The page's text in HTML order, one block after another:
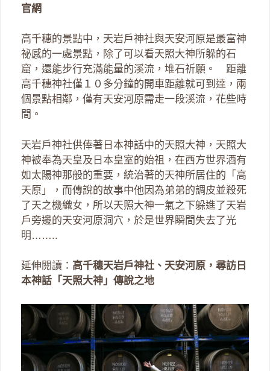
官網
高千穗的景點中，天岩戶神社與天安河原是最富神
祕感的一處景點，除了可以看天照大神所躲的石
窟，還能步行充滿能量的溪流，堆石祈願。 距離
高千穗神社僅１０多分鐘的開車距離就可到達，兩
個景點相鄰，僅有天安河原需走一段溪流，花些時
間。
天岩戶神社供俸著日本神話中的天照大神，天照大
神被奉為天皇及日本皇室的始祖，在西方世界酒有
如太陽神那般的重要，統治著的天神所居住的「高
天原」，而傳說的故事中他因為弟弟的調皮並殺死
了天之機織女，所以天照大神一氣之下躲進了天岩
戶旁邊的天安河原洞穴，於是世界瞬間失去了光
明……..
延伸閱讀： 高千穗天岩戶神社、天安河原，尋訪日
本神話「天照大神」傳說之地